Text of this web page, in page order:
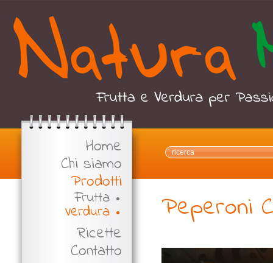
Home
Chi siamo
Prodotti
Frutta
Verdura
Ricette
Contatto
Peperoni